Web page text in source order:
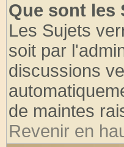
Que sont les
Les Sujets
soit par
discussions
de maintes
Revenir en